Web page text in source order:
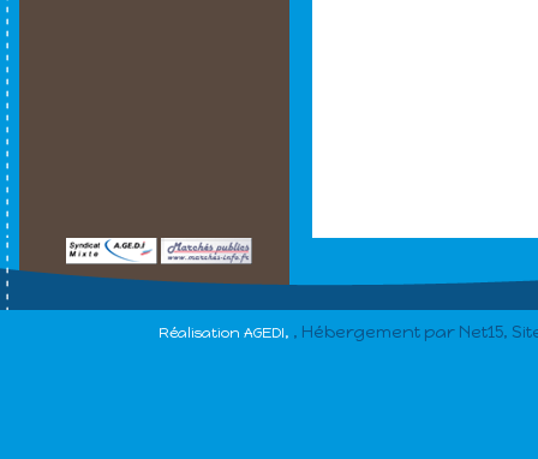
Réalisation AGEDI, , Hébergement par Net15,